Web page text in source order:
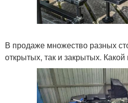
В продаже множество разных
открытых, так и закрытых.